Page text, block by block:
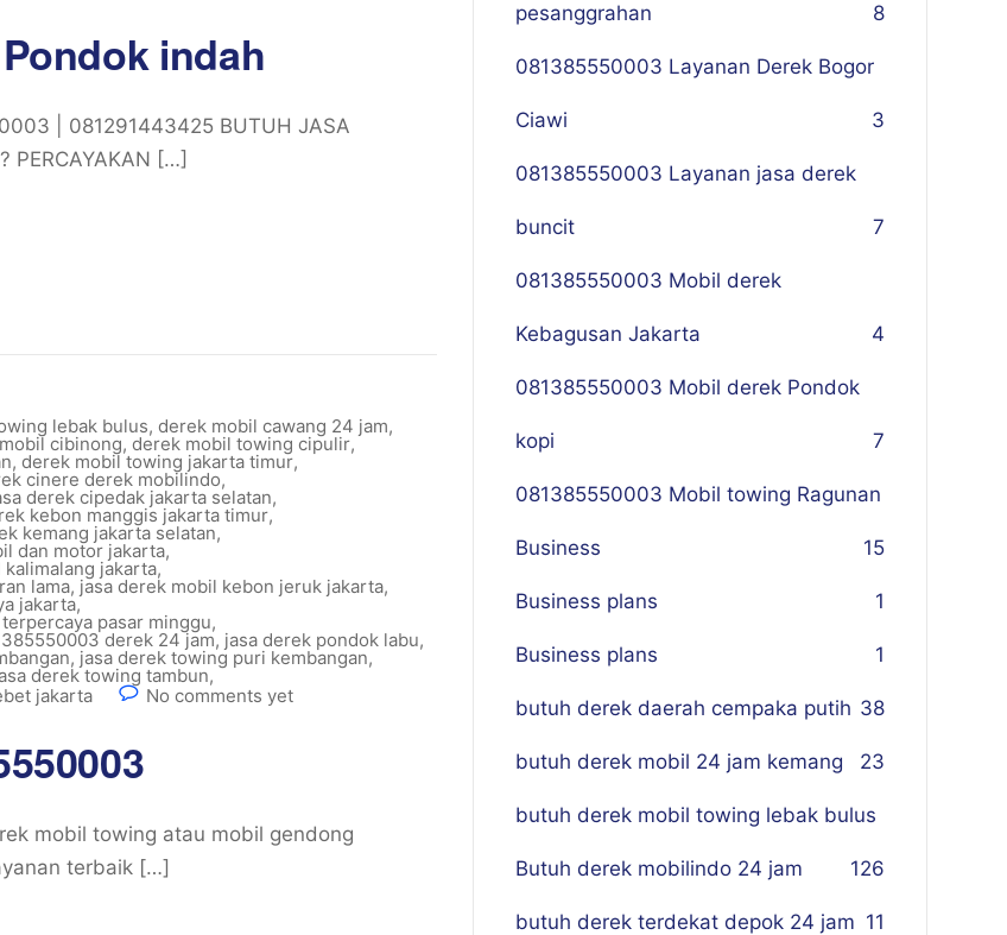
indah
| 081291443425 BUTUH JASA
PERCAYAKAN […]
lebak bulus, derek mobil cawang 24 jam,
cibinong, derek mobil towing cipulir,
, derek mobil towing jakarta timur,
cinere derek mobilindo,
derek cipedak jakarta selatan,
kebon manggis jakarta timur,
kemang jakarta selatan,
dan motor jakarta,
jakarta,
lama, jasa derek mobil kebon jeruk jakarta,
jakarta,
pasar minggu,
derek 24 jam, jasa derek pondok labu,
, jasa derek towing puri kembangan,
derek towing tambun,
jakarta No comments yet
mobil towing atau mobil gendong
terbaik […]
pesanggrahan 8
081385550003 Layanan Derek Bogor
Ciawi 3
081385550003 Layanan jasa derek
buncit 7
081385550003 Mobil derek
Kebagusan Jakarta 4
081385550003 Mobil derek Pondok
kopi 7
081385550003 Mobil towing Ragunan
5
Business 1
Business plans 1
Business plans 1
butuh derek daerah cempaka putih 38
butuh derek mobil 24 jam kemang 23
butuh derek mobil towing lebak bulus
26
Butuh derek mobilindo 24 jam 1
butuh derek terdekat depok 24 jam 11